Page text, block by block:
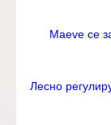
Maeve се
Лесно